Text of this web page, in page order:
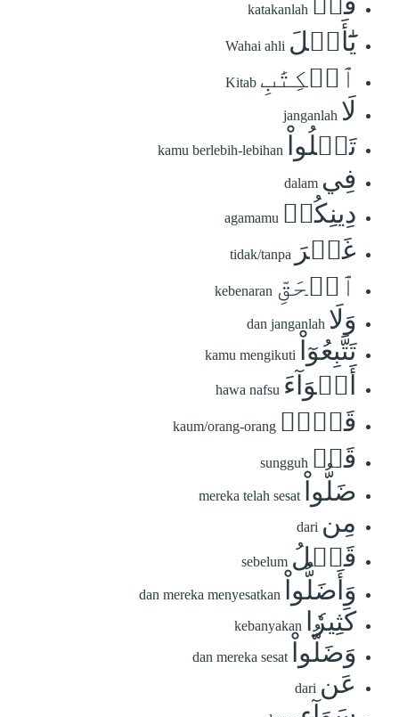
katakanlah
يَٰٓأَهۡلَ Wahai ahli
ٱلۡكِتَٰبِ Kitab
لَا janganlah
تَغۡلُواْ kamu berlebih-lebihan
فِي dalam
دِينِكُمۡ agamamu
غَيۡرَ tidak/tanpa
ٱلۡحَقِّ kebenaran
وَلَا dan janganlah
تَتَّبِعُوٓاْ kamu mengikuti
أَهۡوَآءَ hawa nafsu
قَوۡمٖ kaum/orang-orang
قَدۡ sungguh
ضَلُّواْ mereka telah sesat
مِن dari
قَبۡلُ sebelum
وَأَضَلُّواْ dan mereka menyesatkan
كَثِيرٗا kebanyakan
وَضَلُّواْ dan mereka sesat
عَن dari